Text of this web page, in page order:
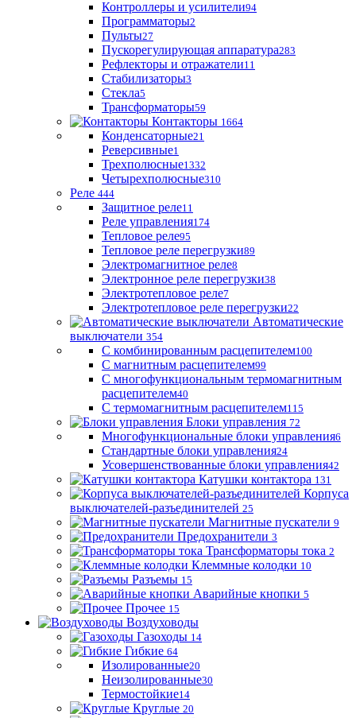
Контроллеры и усилители94
Программаторы2
Пульты27
Пускорегулирующая аппаратура283
Рефлекторы и отражатели11
Стабилизаторы3
Стекла5
Трансформаторы59
Контакторы 1664
Конденсаторные21
Реверсивные1
Трехполюсные1332
Четырехполюсные310
Реле 444
Защитное реле11
Реле управления174
Тепловое реле95
Тепловое реле перегрузки89
Электромагнитное реле8
Электронное реле перегрузки38
Электротепловое реле7
Электротепловое реле перегрузки22
Автоматические
выключатели 354
С комбинированным расцепителем100
С магнитным расцепителем99
С многофункциональным термомагнитным
расцепителем40
С термомагнитным расцепителем115
Блоки управления 72
Многофункциональные блоки управления6
Стандартные блоки управления24
Усовершенствованные блоки управления42
Катушки контактора 131
Корпуса
выключателей-разъединителей 25
Магнитные пускатели 9
Предохранители 3
Трансформаторы тока 2
Клеммные колодки 10
Разъемы 15
Аварийные кнопки 5
Прочее 15
Воздуховоды
Газоходы 14
Гибкие 64
Изолированные20
Неизолированные30
Термостойкие14
Круглые 20